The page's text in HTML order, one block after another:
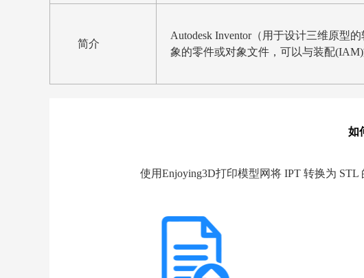
简介
Autodesk Inventor（用于设计三维原型
象的零件或对象文件，可以与装配(IAM)
如
使用Enjoying3D打印模型网将 IPT 转换为 STL